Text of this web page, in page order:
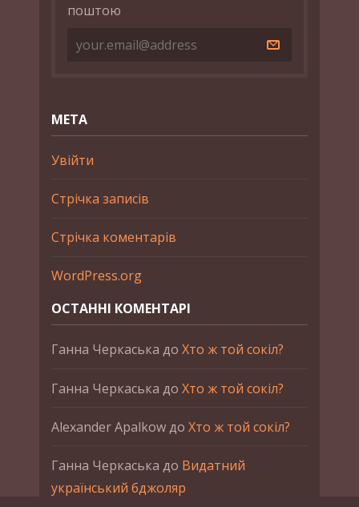
поштою
МЕТА
Увійти
Стрічка записів
Стрічка коментарів
WordPress.org
ОСТАННІ КОМЕНТАРІ
Ганна Черкаська до Хто ж той сокіл?
Ганна Черкаська до Хто ж той сокіл?
Alexander Apalkowдо Хто ж той сокіл?
Ганна Черкаська до Видатний
український бджоляр